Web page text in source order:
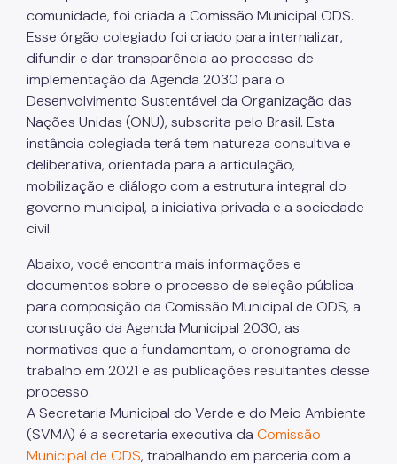
Patrimônio Ambiental
Biosampa
Projetos Urbanos
Informações Ambientais
Licenciamento Ambiental
Licenciamento Ambiental Industrial
Licenciamento Ambiental Não-Industrial
Áreas Contaminadas
Estudos Ambientais
Produtos Perigosos
TCA - Termo de Compromisso Ambiental
Motogeradores
IPVA
comunidade, foi criada a Comissão Municipal ODS.
Esse órgão colegiado foi criado para internalizar,
difundir e dar transparência ao processo de
implementação da Agenda 2030 para o
Desenvolvimento Sustentável da Organização das
Nações Unidas (ONU), subscrita pelo Brasil. Esta
instância colegiada terá tem natureza consultiva e
deliberativa, orientada para a articulação,
mobilização e diálogo com a estrutura integral do
governo municipal, a iniciativa privada e a sociedade
civil.
Abaixo, você encontra mais informações e
documentos sobre o processo de seleção pública
para composição da Comissão Municipal de ODS, a
construção da Agenda Municipal 2030, as
normativas que a fundamentam, o cronograma de
trabalho em 2021 e as publicações resultantes desse
processo.
A Secretaria Municipal do Verde e do Meio Ambiente
(SVMA) é a secretaria executiva da Comissão
Municipal de ODS, trabalhando em parceria com a